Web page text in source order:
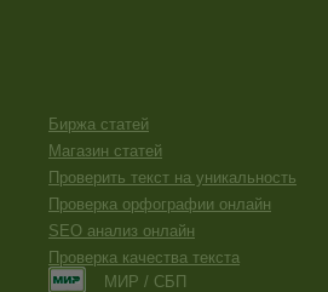
Биржа статей
Магазин статей
Проверить текст на уникальность
Проверка орфографии онлайн
SEO анализ онлайн
Проверка качества текста
МИР / СБП